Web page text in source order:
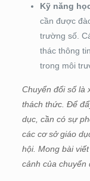
Kỹ năng
cần được
trường số.
thác thông
trong môi
Chuyển đổi số là
thách thức. Để
dục, cần có sự
các cơ sở giáo
hội. Mong bài
cảnh của chuyển